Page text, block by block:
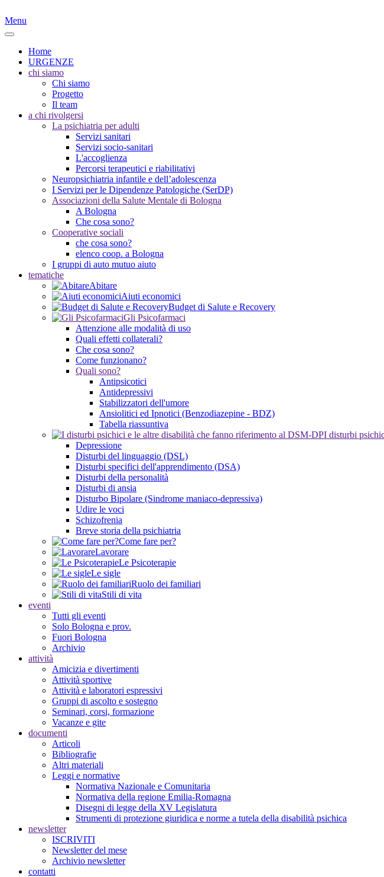
Menu
Home
URGENZE
chi siamo
Chi siamo
Progetto
Il team
a chi rivolgersi
La psichiatria per adulti
Servizi sanitari
Servizi socio-sanitari
L'accoglienza
Percorsi terapeutici e riabilitativi
Neuropsichiatria infantile e dell’adolescenza
I Servizi per le Dipendenze Patologiche (SerDP)
Associazioni della Salute Mentale di Bologna
A Bologna
Che cosa sono?
Cooperative sociali
che cosa sono?
elenco coop. a Bologna
I gruppi di auto mutuo aiuto
tematiche
Abitare
Aiuti economici
Budget di Salute e Recovery
Gli Psicofarmaci
Attenzione alle modalità di uso
Quali effetti collaterali?
Che cosa sono?
Come funzionano?
Quali sono?
Antipsicotici
Antidepressivi
Stabilizzatori dell'umore
Ansiolitici ed Ipnotici (Benzodiazepine - BDZ)
Tabella riassuntiva
I disturbi
Depressione
Disturbi del linguaggio (DSL)
Disturbi specifici dell'apprendimento (DSA)
Disturbi della personalità
Disturbi di ansia
Disturbo Bipolare (Sindrome maniaco-depressiva)
Udire le voci
Schizofrenia
Breve storia della psichiatria
Come fare per?
Lavorare
Le Psicoterapie
Le sigle
Ruolo dei familiari
Stili di vita
eventi
Tutti gli eventi
Solo Bologna e prov.
Fuori Bologna
Archivio
attività
Amicizia e divertimenti
Attività sportive
Attività e laboratori espressivi
Gruppi di ascolto e sostegno
Seminari, corsi, formazione
Vacanze e gite
documenti
Articoli
Bibliografie
Altri materiali
Leggi e normative
Normativa Nazionale e Comunitaria
Normativa della regione Emilia-Romagna
Disegni di legge della XV Legislatura
Strumenti di protezione giuridica e norme a tutela della disabilità psichica
newsletter
ISCRIVITI
Newsletter del mese
Archivio newsletter
contatti